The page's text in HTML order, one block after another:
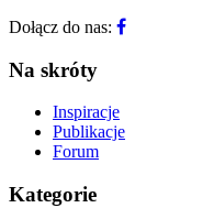
Dołącz do nas:
Na skróty
Inspiracje
Publikacje
Forum
Kategorie